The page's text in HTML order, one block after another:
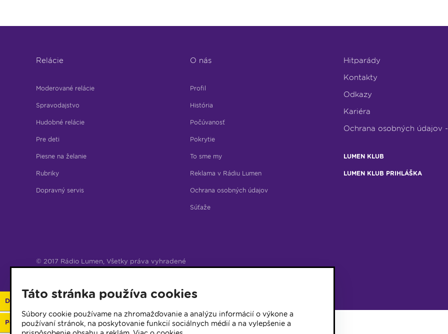
Relácie
Moderované relácie
Spravodajstvo
Hudobné relácie
Pre deti
Piesne na želanie
Rubriky
Dopravný servis
O nás
Profil
História
Počúvanosť
Pokrytie
To sme my
Reklama v Rádiu Lumen
Ochrana osobných údajov
Súťaže
Hitparády
Kontakty
Odkazy
Kariéra
Ochrana osobných údajov
LUMEN KLUB
LUMEN KLUB PRIHLÁŠKA
© 2017 Rádio Lumen, Všetky práva vyhradené
Darujte 2%
Podporte vaše rádio
Táto stránka používa cookies
Súbory cookie používame na zhromažďovanie a analýzu informácií o výkone a
používaní stránok, na poskytovanie funkcií sociálnych médií a na vylepšenie a